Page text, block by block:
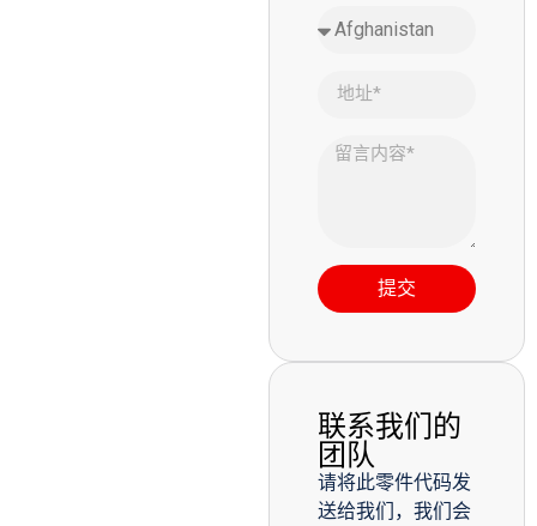
提交
联系我们的
团队
请将此零件代码发
送给我们，我们会